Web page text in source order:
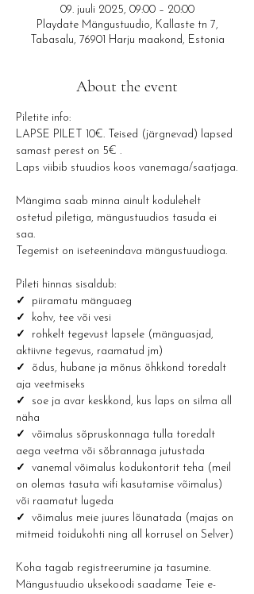
09. juuli 2025, 09:00 – 20:00
Playdate Mängustuudio, Kallaste tn 7,
Tabasalu, 76901 Harju maakond, Estonia
About the event
Piletite info:
LAPSE PILET 10€. Teised (järgnevad) lapsed
samast perest on 5€ .
Laps viibib stuudios koos vanemaga/saatjaga.
Mängima saab minna ainult kodulehelt
ostetud piletiga, mängustuudios tasuda ei
saa.
Tegemist on iseteenindava mängustuudioga.
Pileti hinnas sisaldub:
✓
piiramatu mänguaeg
✓ kohv, tee või vesi
✓ rohkelt tegevust lapsele (mänguasjad,
aktiivne tegevus, raamatud jm)
✓ õdus, hubane ja mõnus õhkkond toredalt
aja veetmiseks
✓ soe ja avar keskkond, kus laps on silma all
näha
✓ võimalus sõpruskonnaga tulla toredalt
aega veetma või sõbrannaga jutustada
✓ vanemal võimalus kodukontorit teha (meil
on olemas tasuta wifi kasutamise võimalus)
või raamatut lugeda
✓ võimalus meie juures lõunatada (majas on
mitmeid toidukohti ning all korrusel on Selver)
Koha tagab registreerumine ja tasumine.
Mängustuudio uksekoodi saadame Teie e-